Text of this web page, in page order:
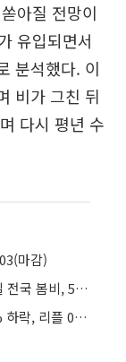
아질 전망이
유입되면서
분석했다. 이
비가 그친 뒤
다시 평년 수
마감)
노동절·어린이날 연휴 날씨 '오락가락'…3일 전국 봄비, 5일은 맑음
비트코인 -0.089% 하락... 이더리움 -2.14% 하락, 리플 0.31% 상승